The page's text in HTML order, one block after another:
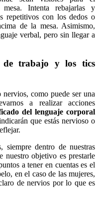
Intenta rebajarlas y
repetitivos con los dedos o
de la mesa. Asimismo,
verbal, pero sin llegar a
de trabajo y los tics
nervios, como puede ser una
a realizar acciones
del lenguaje corporal
que estás nervioso o
dentro de nuestras
nuestro objetivo es prestarle
a tener en cuentas es el
en el caso de las mujeres,
de nervios por lo que es